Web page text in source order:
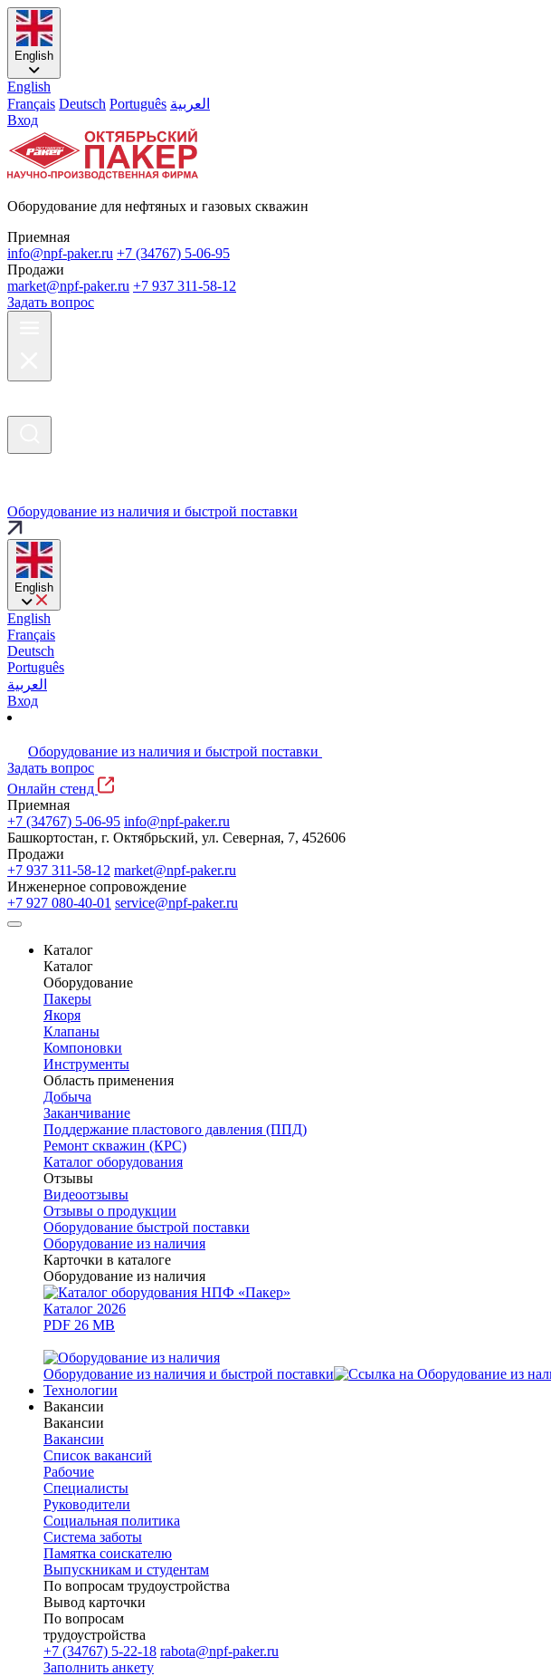
English
English
Français Deutsch Português العربية
Вход
Оборудование для нефтяных и газовых скважин
Приемная
info@npf-paker.ru +7 (34767) 5-06-95
Продажи
market@npf-paker.ru +7 937 311-58-12
Задать вопрос
Оборудование из наличия и быстрой поставки
English
English
Français
Deutsch
Português
العربية
Вход
Оборудование из наличия и быстрой поставки
Задать вопрос
Онлайн стенд
Приемная
+7 (34767) 5-06-95 info@npf-paker.ru
Башкортостан, г. Октябрьский, ул. Северная, 7, 452606
Продажи
+7 937 311-58-12 market@npf-paker.ru
Инженерное сопровождение
+7 927 080-40-01 service@npf-paker.ru
Каталог
Каталог
Оборудование
Пакеры
Якоря
Клапаны
Компоновки
Инструменты
Область применения
Добыча
Заканчивание
Поддержание пластового давления (ППД)
Ремонт скважин (КРС)
Каталог оборудования
Отзывы
Видеоотзывы
Отзывы о продукции
Оборудование быстрой поставки
Оборудование из наличия
Карточки в каталоге
Оборудование из наличия
Каталог 2026
PDF 26 MB
Оборудование из наличия и быстрой поставки
Технологии
Вакансии
Вакансии
Вакансии
Список вакансий
Рабочие
Специалисты
Руководители
Cоциальная политика
Система заботы
Памятка соискателю
Выпускникам и студентам
По вопросам трудоустройства
Вывод карточки
По вопросам
трудоустройства
+7 (34767) 5-22-18 rabota@npf-paker.ru
Заполнить анкету